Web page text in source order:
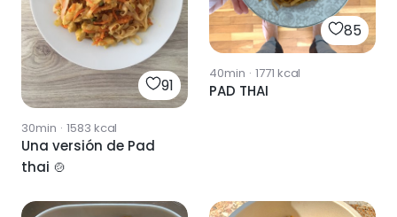
91
30min · 1583 kcal
Una versión de Pad
thai 🍲
85
40min · 1771 kcal
PAD THAI